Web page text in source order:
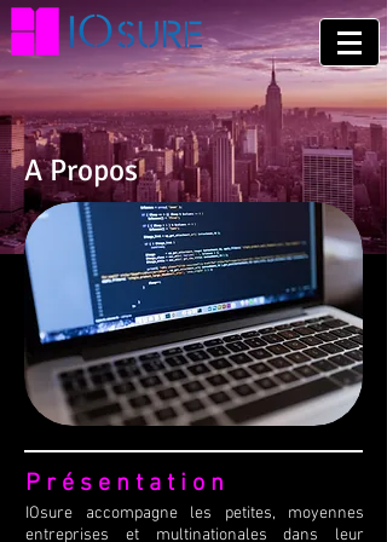
A Propos
Présentation
IOsure accompagne les petites, moyennes
entreprises et multinationales dans leur